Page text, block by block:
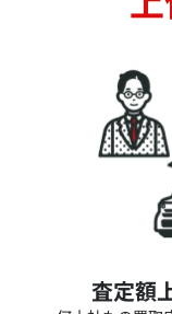
査定額